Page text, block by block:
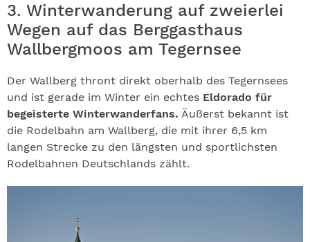
3. Winterwanderung auf zweierlei
Wegen auf das Berggasthaus
Wallbergmoos am Tegernsee
Der Wallberg thront direkt oberhalb des Tegernsees
und ist gerade im Winter ein echtes Eldorado für
begeisterte Winterwanderfans. Äußerst bekannt ist
die Rodelbahn am Wallberg, die mit ihrer 6,5 km
langen Strecke zu den längsten und sportlichsten
Rodelbahnen Deutschlands zählt.